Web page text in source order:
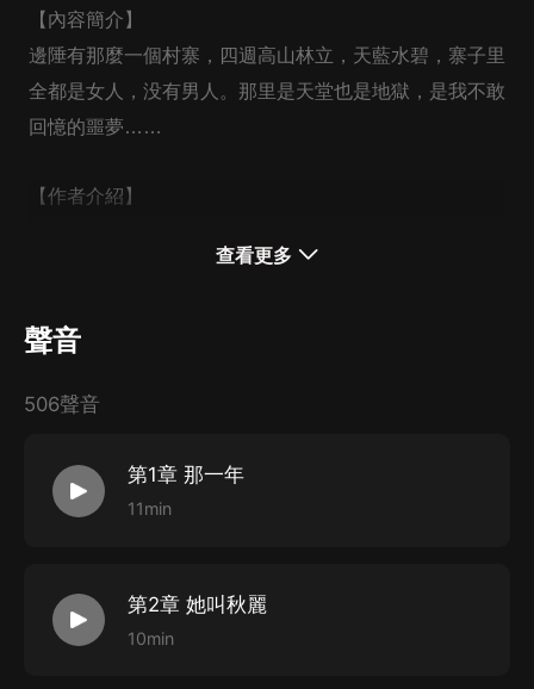
【內容簡介】
邊陲有那麼一個村寨，四週高山林立，天藍水碧，寨子里
全都是女人，没有男人。那里是天堂也是地獄，是我不敢
回憶的噩夢……
【作者介紹】
【主播介紹】
歡迎關注留言
查看更多
聲音
506聲音
第1章 那一年
11min
第2章 她叫秋麗
10min